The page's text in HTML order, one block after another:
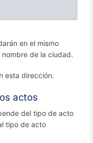
en el mismo
de la ciudad.
esta dirección.
actos
del tipo de acto
tipo de acto